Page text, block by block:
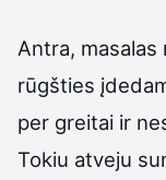
Antra,
rūgšties
per greitai ir
Tokiu atveju